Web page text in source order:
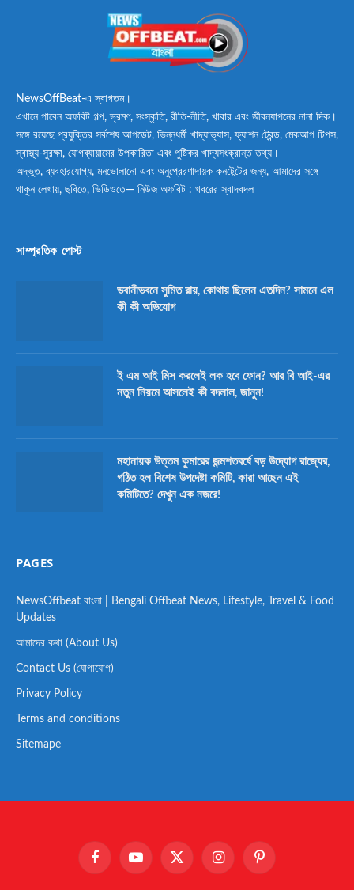
NewsOffBeat-এ স্বাগতম।
এখানে পাবেন অফবিট গল্প, ভ্রমণ, সংস্কৃতি, রীতি-নীতি, খাবার এবং জীবনযাপনের নানা দিক।
সঙ্গে রয়েছে প্রযুক্তির সর্বশেষ আপডেট, ভিন্নধর্মী খাদ্যাভ্যাস, ফ্যাশন ট্রেন্ড, মেকআপ টিপস,
স্বাস্থ্য-সুরক্ষা, যোগব্যায়ামের উপকারিতা এবং পুষ্টিকর খাদ্যসংক্রান্ত তথ্য।
অদ্ভুত, ব্যবহারযোগ্য, মনভোলানো এবং অনুপ্রেরণাদায়ক কনটেন্টের জন্য, আমাদের সঙ্গে
থাকুন লেখায়, ছবিতে, ভিডিওতে— নিউজ অফবিট : খবরের স্বাদবদল
সাম্প্রতিক পোস্ট
ভবানীভবনে সুমিত রায়, কোথায় ছিলেন এতদিন? সামনে এল
কী কী অভিযোগ
ই এম আই মিস করলেই লক হবে ফোন? আর বি আই-এর
নতুন নিয়মে আসলেই কী বদলাল, জানুন!
মহানায়ক উত্তম কুমারের জন্মশতবর্ষে বড় উদ্যোগ রাজ্যের,
গঠিত হল বিশেষ উপদেষ্টা কমিটি, কারা আছেন এই
কমিটিতে? দেখুন এক নজরে!
PAGES
NewsOffbeat বাংলা | Bengali Offbeat News, Lifestyle, Travel & Food
Updates
আমাদের কথা (About Us)
Contact Us (যোগাযোগ)
Privacy Policy
Terms and conditions
Sitemape
FacebookYouTube X
InstagramPinterest